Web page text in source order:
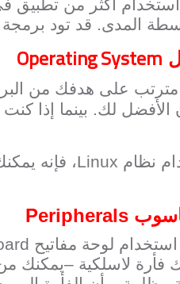
أكثر من تطبيق
المدى. قد تود برمجة
Operating System
مترتب على هدفك من
لك. بينما إذا
نظام Linux، فإنه
Peripherals
لوحة مفاتيح
فأرة لاسلكية –يمكنك